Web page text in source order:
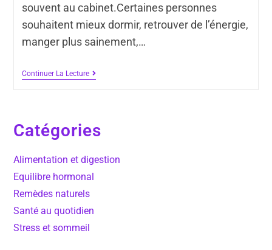
souvent au cabinet.Certaines personnes
souhaitent mieux dormir, retrouver de l’énergie,
manger plus sainement,…
Continuer La Lecture
Catégories
Alimentation et digestion
Equilibre hormonal
Remèdes naturels
Santé au quotidien
Stress et sommeil